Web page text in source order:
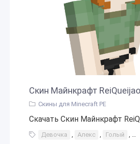
Скин Майнкрафт ReiQueijao
Скины для Minecraft PE
Скачать Скин Майнкрафт
Девочка , Алекс , Голый ,